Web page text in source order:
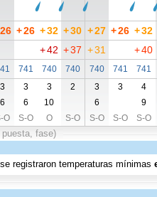
26 +26 +32 +30 +27 +26 +32
+42 +37 +31 +40
741 740 740 740 741 741
3 3 3 2 3 3 4
6 6 10 6 9
O S-O O S-O S-O S-O S-O
fase)
registraron temperaturas mínimas